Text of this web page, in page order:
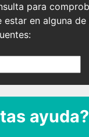
para
estar en alguna de
ayuda?